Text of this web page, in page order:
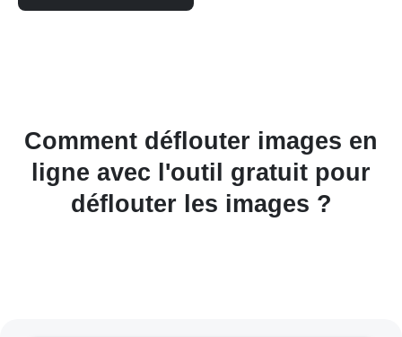
Comment déflouter images en
ligne avec l'outil gratuit pour
déflouter les images ?